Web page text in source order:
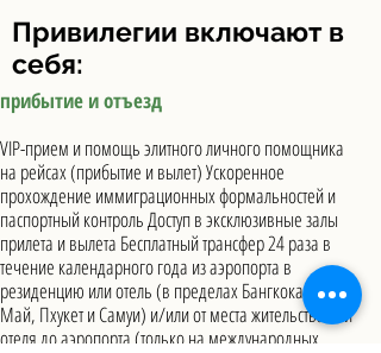
Привилегии включают в
себя:
прибытие и отъезд
VIP-прием и помощь элитного личного помощника
на рейсах (прибытие и вылет) Ускоренное
прохождение иммиграционных формальностей и
паспортный контроль Доступ в эксклюзивные залы
прилета и вылета Бесплатный трансфер 24 раза в
течение календарного года из аэропорта в
резиденцию или отель (в пределах Бангкока, Чианг
Май, Пхукет и Самуи) и/или от места жительства или
отеля до аэропорта (только на международных